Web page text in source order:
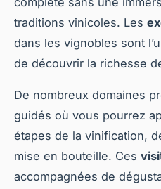
traditions vinicoles. Les
dans les vignobles sont
de découvrir la richesse
De nombreux domaines
guidés où vous pourrez
étapes de la vinification,
mise en bouteille. Ces
accompagnées de